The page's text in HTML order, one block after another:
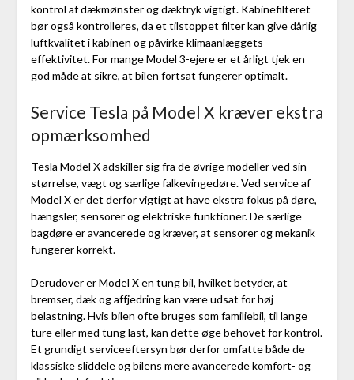
kontrol af dækmønster og dæktryk vigtigt. Kabinefilteret
bør også kontrolleres, da et tilstoppet filter kan give dårlig
luftkvalitet i kabinen og påvirke klimaanlæggets
effektivitet. For mange Model 3-ejere er et årligt tjek en
god måde at sikre, at bilen fortsat fungerer optimalt.
Service Tesla på Model X kræver ekstra
opmærksomhed
Tesla Model X adskiller sig fra de øvrige modeller ved sin
størrelse, vægt og særlige falkevingedøre. Ved service af
Model X er det derfor vigtigt at have ekstra fokus på døre,
hængsler, sensorer og elektriske funktioner. De særlige
bagdøre er avancerede og kræver, at sensorer og mekanik
fungerer korrekt.
Derudover er Model X en tung bil, hvilket betyder, at
bremser, dæk og affjedring kan være udsat for høj
belastning. Hvis bilen ofte bruges som familiebil, til lange
ture eller med tung last, kan dette øge behovet for kontrol.
Et grundigt serviceeftersyn bør derfor omfatte både de
klassiske sliddele og bilens mere avancerede komfort- og